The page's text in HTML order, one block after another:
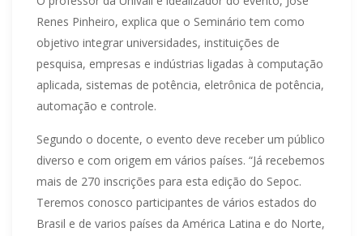
Renes Pinheiro, explica que o Seminário tem como
objetivo integrar universidades, instituições de
pesquisa, empresas e indústrias ligadas à computação
aplicada, sistemas de potência, eletrônica de potência,
automação e controle.
Segundo o docente, o evento deve receber um público
diverso e com origem em vários países. “Já recebemos
mais de 270 inscrições para esta edição do Sepoc.
Teremos conosco participantes de vários estados do
Brasil e de varios países da América Latina e do Norte,